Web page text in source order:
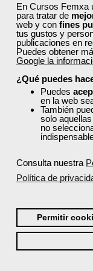
En Cursos Femxa
para tratar de
web y con fines
tus gustos y
publicaciones en
Puedes obtener
Google la
¿Qué puedes
Puedes
en la web
También
solo
no
Consulta nuestra
Política de
Permitir
ONLINE